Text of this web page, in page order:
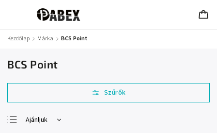
Kezdőlap / Márka / BCS Point
BCS Point
Ajánljuk